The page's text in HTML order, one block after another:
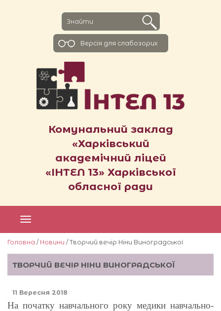
Комунальний заклад
«Харківський
академічний ліцей
«ІНТЕЛ 13» Харківської
обласної ради
Версiя для слабозорих
Головна / Новини / Творчий вечір Ніни Виноградської
ТВОРЧИЙ ВЕЧІР НІНИ ВИНОГРАДСЬКОЇ
11 Вересня 2018
На початку навчального року медики навчально-